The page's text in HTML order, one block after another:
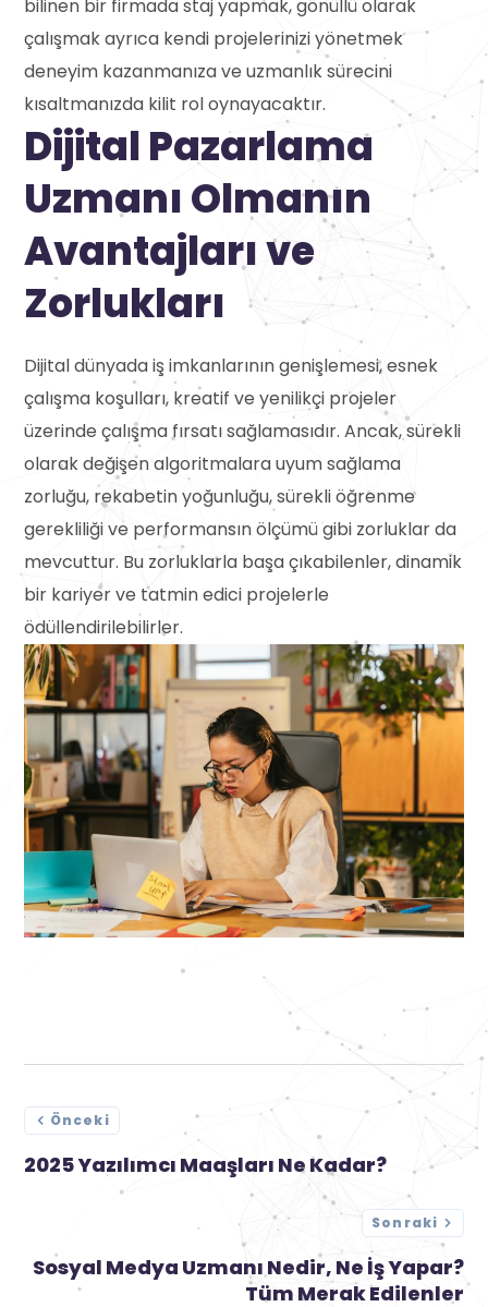
bilinen bir firmada staj yapmak, gönüllü olarak
çalışmak ayrıca kendi projelerinizi yönetmek
deneyim kazanmanıza ve uzmanlık sürecini
kısaltmanızda kilit rol oynayacaktır.
Dijital Pazarlama
Uzmanı Olmanın
Avantajları ve
Zorlukları
Dijital dünyada iş imkanlarının genişlemesi, esnek
çalışma koşulları, kreatif ve yenilikçi projeler
üzerinde çalışma fırsatı sağlamasıdır. Ancak, sürekli
olarak değişen algoritmalara uyum sağlama
zorluğu, rekabetin yoğunluğu, sürekli öğrenme
gerekliliği ve performansın ölçümü gibi zorluklar da
mevcuttur. Bu zorluklarla başa çıkabilenler, dinamik
bir kariyer ve tatmin edici projelerle
ödüllendirilebilirler.
Önceki
2025 Yazılımcı Maaşları Ne Kadar?
Sonraki
Sosyal Medya Uzmanı Nedir, Ne İş Yapar?
Tüm Merak Edilenler